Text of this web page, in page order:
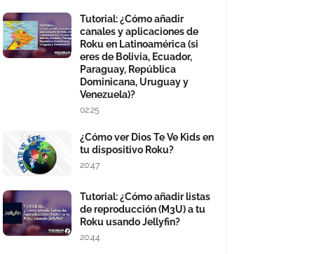
Tutorial: ¿Cómo añadir
canales y aplicaciones de
Roku en Latinoamérica (si
eres de Bolivia, Ecuador,
Paraguay, República
Dominicana, Uruguay y
Venezuela)?
02:25
¿Cómo ver Dios Te Ve Kids en
tu dispositivo Roku?
20:47
Tutorial: ¿Cómo añadir listas
de reproducción (M3U) a tu
Roku usando Jellyfin?
20:44